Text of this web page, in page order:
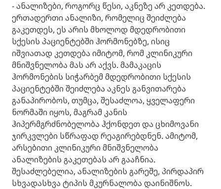
- ანალიზები, როგორც წესი, აკნეზე არ კეთდება.
ერთადერთი ანალიზი, რომელიც შეიძლება
გაკეთდეს, ეს არის მხოლოდ მდედრობითი
სქესის პაციენტებში ჰორმონებზე, ისიც
იშვიათად კეთდება იმიტომ, რომ კლინიკური
მნიშვნელობა მას არ აქვს. მამაკაცის
ჰორმონების სიჭარბემ მდედრობითი სქესის
პაციენტებში შეიძლება აკნეს განვითარება
განაპირობოს, თუმცა, შესაძლოა, ყველაფერი
ნორმაში იყოს, მაგრამ კანის
ჰიპერმგრძნობელობა ჰქონდეთ და ცხიმოვანი
ჯირკვლები სწრაფად რეაგირებდნენ. ამიტომ,
არსებითი კლინიკური მნიშვნელობა
ანალიზების გაკეთებას არ გააჩნია.
შესაძლებელია, ანალიზების გარეშე, პირდაპირ
სხვადასხვა ტიპის მკურნალობა დაინიშნოს.